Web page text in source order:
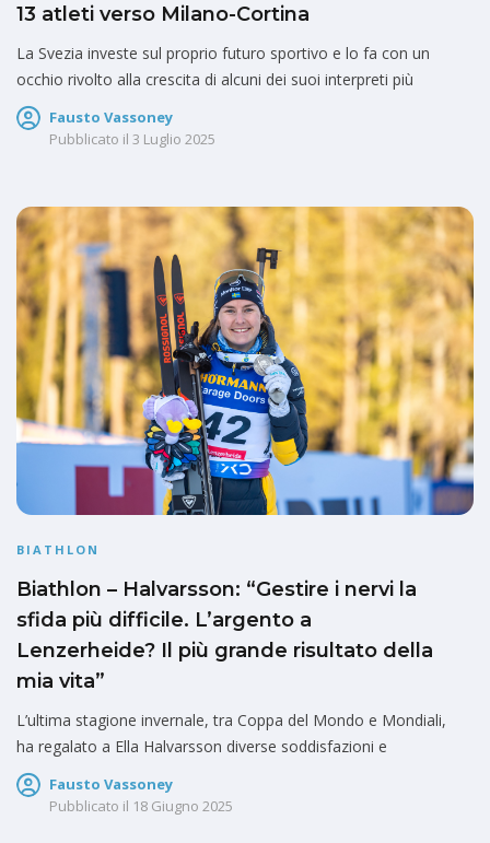
13 atleti verso Milano-Cortina
La Svezia investe sul proprio futuro sportivo e lo fa con un
occhio rivolto alla crescita di alcuni dei suoi interpreti più
Fausto Vassoney
Pubblicato il 3 Luglio 2025
BIATHLON
Biathlon – Halvarsson: “Gestire i nervi la
sfida più difficile. L’argento a
Lenzerheide? Il più grande risultato della
mia vita”
L’ultima stagione invernale, tra Coppa del Mondo e Mondiali,
ha regalato a Ella Halvarsson diverse soddisfazioni e
Fausto Vassoney
Pubblicato il 18 Giugno 2025